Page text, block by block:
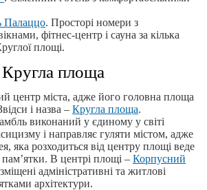
Палаццо. Просторі номери з
фітнес-центр і сауна за кілька
площі.
Кругла площа
центр міста, адже його головна площа
і назва – Кругла площа.
виконаний у єдиному у світі
і направляє гуляти містом, адже
яка розходиться від центру площі веде
пам’ятки. В центрі площі – Корпусний
адміністративні та житлові
архітектури.